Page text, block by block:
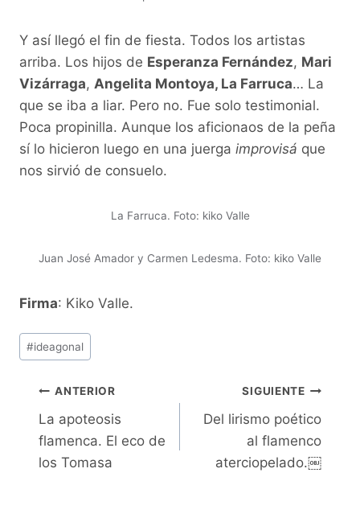
Y así llegó el fin de fiesta. Todos los artistas
arriba. Los hijos de Esperanza Fernández, Mari
Vizárraga, Angelita Montoya, La Farruca… La
que se iba a liar. Pero no. Fue solo testimonial.
Poca propinilla. Aunque los aficionaos de la peña
sí lo hicieron luego en una juerga improvisá que
nos sirvió de consuelo.
La Farruca. Foto: kiko Valle
Juan José Amador y Carmen Ledesma. Foto: kiko Valle
Firma: Kiko Valle.
Etiquetas
de
#ideagonal
Navegación
de
entradas
ANTERIOR
La apoteosis
flamenca. El eco de
los Tomasa
SIGUIENTE
Del lirismo poético
al flamenco
aterciopelado.￼